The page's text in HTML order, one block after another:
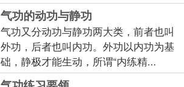
气功的动功与静功
气功又分动功与静功两大类，前者也叫
外功，后者也叫内功。外功以内功为基
础，静极才能生动，所谓“内练精...